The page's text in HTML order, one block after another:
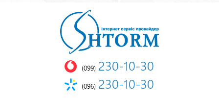
(099) 230-10-30
(096) 230-10-30